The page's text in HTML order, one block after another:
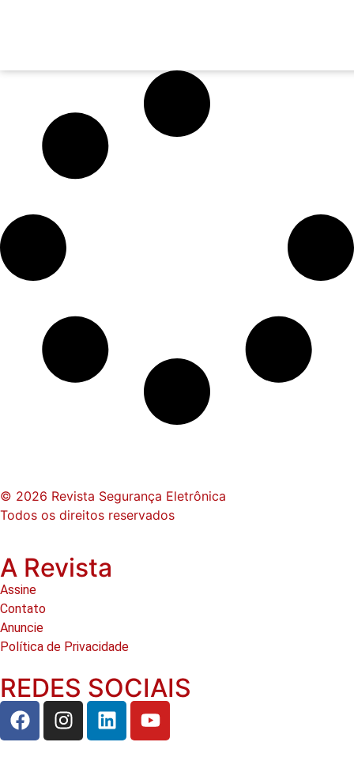
© 2026 Revista Segurança Eletrônica
Todos os direitos reservados
A Revista
Assine
Contato
Anuncie
Política de Privacidade
REDES SOCIAIS